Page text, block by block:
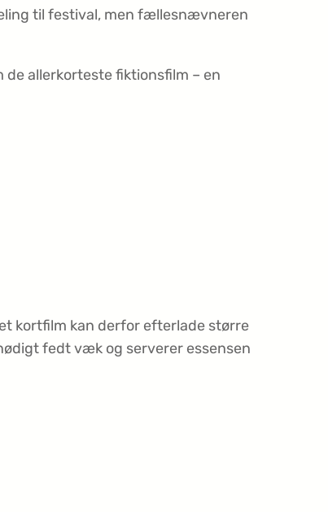
til festival, men fællesnævneren
allerkorteste fiktionsfilm – en
kortfilm kan derfor efterlade større
fedt væk og serverer essensen